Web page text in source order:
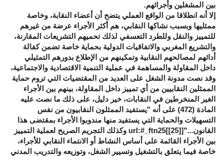
بين المشغلين وأجرائهم.
إلا أنه انطلاقا من الواقع العملي يتضح أن أعضاء النقابة، وخاصة
ممثليها وبسبب نشاكها النقابي، هم أكثر الأجراء عرضة من غيرهم
للتمييز والنقل وللطرد التعسفي لذلك تحميهم التشريعات المقارنة،
والتشريع المغربي والاتفاقيات الدولية بحماية خاصة تضمن كفالة
أدائهم لمصالحهم النقابية وتمكينهم من الإطلاع بدورهم التمثيلي
داخل المقاولة والمساهمة في عملية التنمية الاقتصادية والاجتماعية،
وقد نصت مدونة الشغل على العديد من المقتضيات التي تروم حماية
الممثلين النقابيين من أي تمييز داخل المقاولة، بينهم بين الأجراء
الغير المنخرطين في النقابات، خير دليل، على ذلك ما نصت عليه
المادة (472) على أنه "يستفيد الممثلون النقابيون من نفس
التسهيلات والحماية التي يستفيد منها مندوبوا الأجراء بمقتضى هذا
القانون..."[[25]
]url:#_ftn25 وكذلك التجريم الصريح لعملية التمييز
بين الأجراء القائمة على أساس النشاط أو الانتماء النقابي للأجراء،
خاصة فيما يتعلق بالتشغيل وتسيير الشغل، وتوزيعه والتدريب المدني